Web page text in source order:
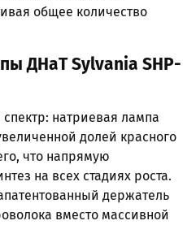
общее количество
ДНаТ Sylvania SHP-
натриевая лампа
долей красного
что напрямую
на всех стадиях роста.
держатель
вместо массивной